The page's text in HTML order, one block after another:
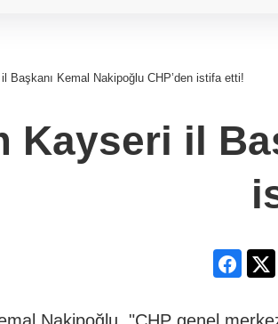
Başkanı Kemal Nakipoğlu CHP’den istifa etti!
Kayseri il
Nakipoğlu, "CHP genel